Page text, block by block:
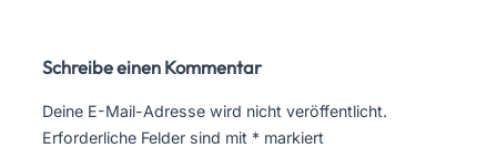
Schreibe einen Kommentar
Deine E-Mail-Adresse wird nicht veröffentlicht.
Erforderliche Felder sind mit * markiert